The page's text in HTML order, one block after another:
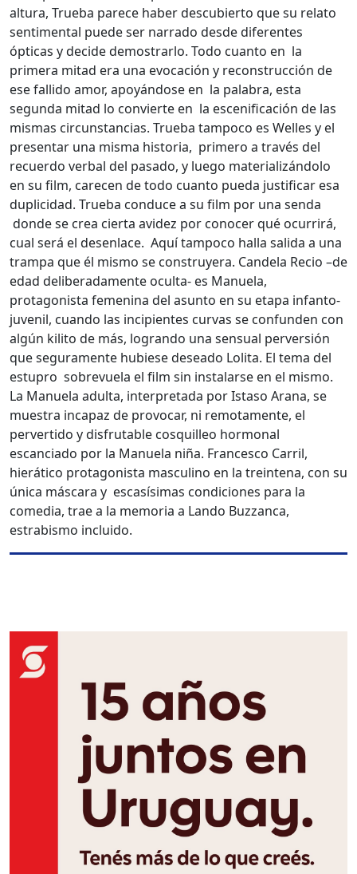
altura, Trueba parece haber descubierto que su relato
sentimental puede ser narrado desde diferentes
ópticas y decide demostrarlo. Todo cuanto en la
primera mitad era una evocación y reconstrucción de
ese fallido amor, apoyándose en la palabra, esta
segunda mitad lo convierte en la escenificación de las
mismas circunstancias. Trueba tampoco es Welles y el
presentar una misma historia, primero a través del
recuerdo verbal del pasado, y luego materializándolo
en su film, carecen de todo cuanto pueda justificar esa
duplicidad. Trueba conduce a su film por una senda
donde se crea cierta avidez por conocer qué ocurrirá,
cual será el desenlace. Aquí tampoco halla salida a una
trampa que él mismo se construyera. Candela Recio –de
edad deliberadamente oculta- es Manuela,
protagonista femenina del asunto en su etapa infanto-
juvenil, cuando las incipientes curvas se confunden con
algún kilito de más, logrando una sensual perversión
que seguramente hubiese deseado Lolita. El tema del
estupro sobrevuela el film sin instalarse en el mismo.
La Manuela adulta, interpretada por Istaso Arana, se
muestra incapaz de provocar, ni remotamente, el
pervertido y disfrutable cosquilleo hormonal
escanciado por la Manuela niña. Francesco Carril,
hierático protagonista masculino en la treintena, con su
única máscara y escasísimas condiciones para la
comedia, trae a la memoria a Lando Buzzanca,
estrabismo incluido.